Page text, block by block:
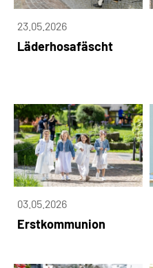
23.05.2026
Läderhosafäscht
03.05.2026
Erstkommunion